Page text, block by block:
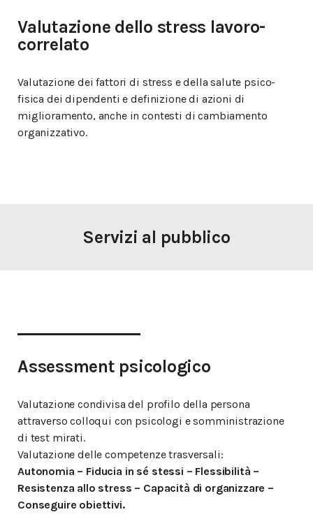
Valutazione dello stress lavoro-
correlato
Valutazione dei fattori di stress e della salute psico-
fisica dei dipendenti e definizione di azioni di
miglioramento, anche in contesti di cambiamento
organizzativo.
Servizi al pubblico
Assessment psicologico
Valutazione condivisa del profilo della persona
attraverso colloqui con psicologi e somministrazione
di test mirati.
Valutazione delle competenze trasversali:
Autonomia – Fiducia in sé stessi – Flessibilità –
Resistenza allo stress – Capacità di organizzare –
Conseguire obiettivi.